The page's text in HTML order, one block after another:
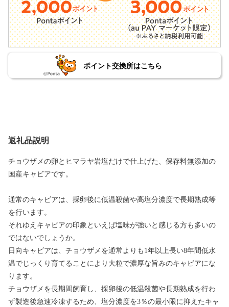
ポイント交換所はこちら
返礼品説明
チョウザメの卵とヒマラヤ岩塩だけで仕上げた、保存料無添加の
国産キャビアです。
通常のキャビアは、採卵後に低温殺菌や高塩分濃度で長期熟成等
を行います。
それゆえキャビアの印象といえば塩味が強いと感じる方も多いの
ではないでしょうか。
日向キャビアは、チョウザメを通常よりも1年以上長い8年間低水
温でじっくり育てることにより大粒で濃厚な旨みのキャビアにな
ります。
チョウザメを長期間飼育し、採卵後の低温殺菌や長期熟成を行わ
ず製造後急速冷凍するため、塩分濃度を3％の最小限に抑えたキャ